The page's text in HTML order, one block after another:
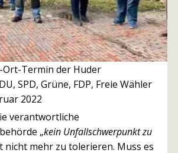
Ort-Termin der Huder
SPD, Grüne, FDP, Freie Wähler
2022
verantwortliche
„kein Unfallschwerpunkt zu
nicht mehr zu tolerieren. Muss es